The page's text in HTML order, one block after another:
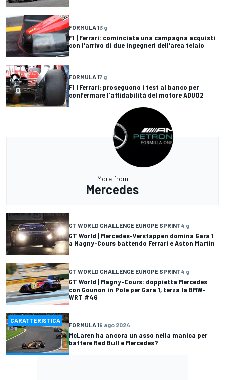
FORMULA 13 g
F1 | Ferrari: cominciata una campagna acquisti
con l'arrivo di due ingegneri dell'area telaio
FORMULA 17 g
F1 | Ferrari: proseguono i test al banco per
confermare l'affidabilità del motore ADUO2
More from
Mercedes
GT WORLD CHALLENGE EUROPE SPRINT4 g
GT World | Mercedes-Verstappen domina Gara 1
a Magny-Cours battendo Ferrari e Aston Martin
GT WORLD CHALLENGE EUROPE SPRINT4 g
GT World | Magny-Cours: doppietta Mercedes
con Gounon in Pole per Gara 1, terza la BMW-
WRT #46
CARATTERISTICA
FORMULA 19 ago 2024
McLaren ha ancora un asso nella manica per
battere Red Bull e Mercedes?